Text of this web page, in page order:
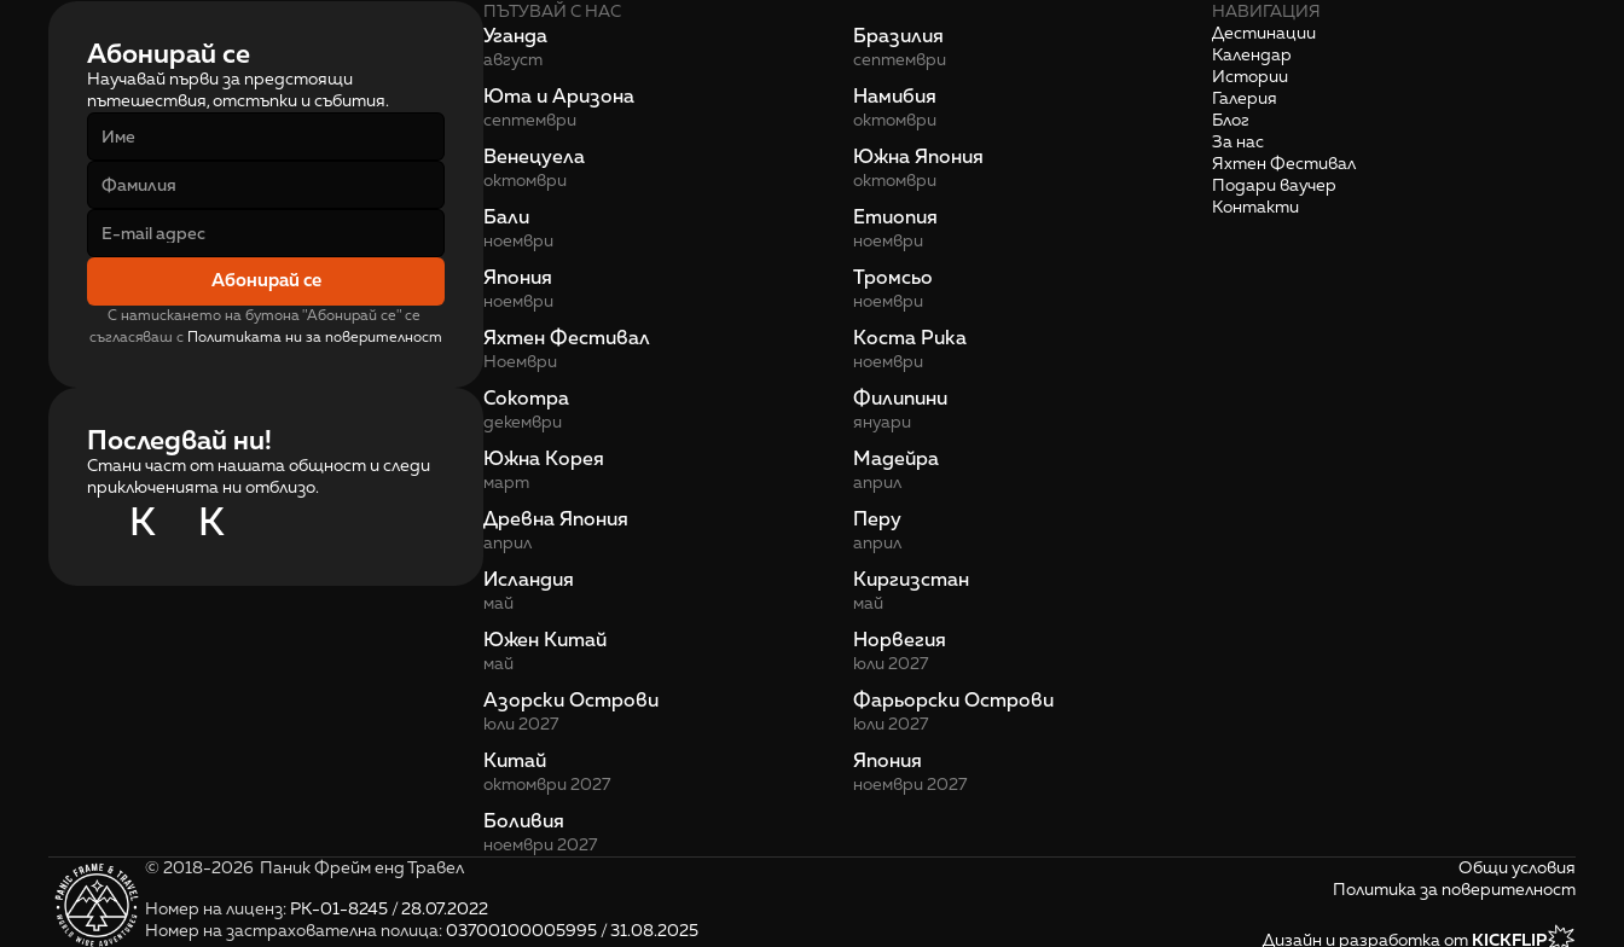
Абонирай се
Научавай първи за предстоящи
пътешествия, отстъпки и събития.
Абонирай се
С натискането на бутона "Абонирай се" се
съгласяваш с Политиката ни за поверителност
Последвай ни!
Стани част от нашата общност и следи
приключенията ни отблизо.
K K
ПЪТУВАЙ С НАС
Уганда
август
Бразилия
септември
Юта и Аризона
септември
Намибия
октомври
Венецуела
октомври
Южна Япония
октомври
Бали
ноември
Етиопия
ноември
Япония
ноември
Тромсьо
ноември
Яхтен Фестивал
Ноември
Коста Рика
ноември
Сокотра
декември
Филипини
януари
Южна Корея
март
Мадейра
април
Древна Япония
април
Перу
април
Исландия
май
Киргизстан
май
Южен Китай
май
Норвегия
юли 2027
Азорски Острови
юли 2027
Фарьорски Острови
юли 2027
Китай
oктомври 2027
Япония
ноември 2027
Боливия
ноември 2027
НАВИГАЦИЯ
Дестинации
Календар
Истории
Галерия
Блог
За нас
Яхтен Фестивал
Подари ваучер
Контакти
© 2018-2026  Паник Фрейм енд Травел
Номер на лиценз: РК-01-8245 / 28.07.2022
Номер на застрахователна полица: 03700100005995 / 31.08.2025
Общи условия
Политика за поверителност
Дизайн и разработка от KICKFLIP